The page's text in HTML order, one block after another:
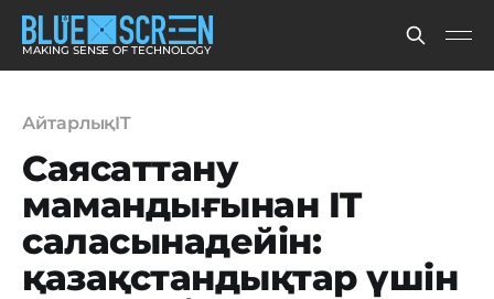
MAKING SENSE OF TECHNOLOGY
АйтарлықIT
Саясаттану
мамандығынан IT
саласынадейін:
қазақстандықтар үшін